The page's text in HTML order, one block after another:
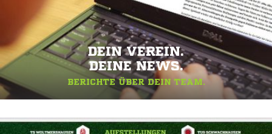
DEIN VEREIN.
DEINE NEWS.
BERICHTE ÜBER DEIN TEAM.